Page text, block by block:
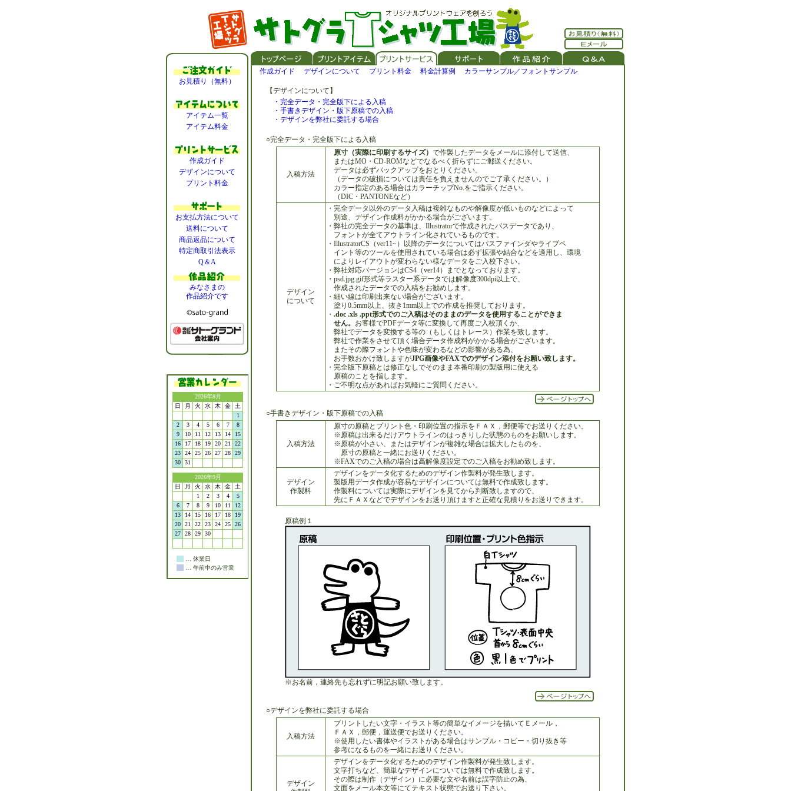
作成ガイド デザインについて プリント料金 料金計算例 カラーサンプル／フォントサンプル
【デザインについて】
・完全データ・完全版下による入稿
・手書きデザイン・版下原稿での入稿
・デザインを弊社に委託する場合
○完全データ・完全版下による入稿
入稿方法
原寸（実際に印刷するサイズ） で作製したデータをメールに添付して送信、
またはMO・CD-ROMなどでなるべく折らずにご郵送ください。
データは必ずバックアップをおとりください。
（データの破損については責任を負えませんのでご了承ください。）
カラー指定のある場合はカラーチップNo.をご指示ください。
（DIC・PANTONEなど）
デザイン
について
・完全データ以外のデータ入稿は複雑なものや解像度が低いものなどによって
別途、デザイン作成料がかかる場合がございます。
・弊社の完全データの基準は、Illustratorで作成されたパスデータであり、
フォントが全てアウトライン化されているものです。
・IllustratorCS（ver11~）以降のデータについてはパスファインダやライブペ
イント等のツールを使用されている場合は必ず拡張や結合などを適用し、環境
によりレイアウトが変わらない様なデータをご入校下さい。
・弊社対応バージョンはCS4（ver14）までとなっております。
・psd.jpg.gif形式等ラスター系データでは解像度300dpi以上で、
作成されたデータでの入稿をお勧めします。
・細い線は印刷出来ない場合がございます。
塗り0.5mm以上、抜き1mm以上での作成を推奨しております。
・ .doc .xls .ppt形式でのご入稿はそのままのデータを使用することができま
せん。 お客様でPDFデータ等に変換して再度ご入校頂くか、
弊社でデータを変換する等の（もしくはトレース）作業を致します。
弊社で作業をさせて頂く場合データ作成料がかかる場合がございます。
またその際フォントや色味が変わるなどの影響がある為、
お手数おかけ致しますがJPG画像やFAXでのデザイン添付をお願い致します。
・完全版下原稿とは修正なしでそのまま本番印刷の製版用に使える
原稿のことを指します。
・ご不明な点があればお気軽にご質問ください。
○手書きデザイン・版下原稿での入稿
入稿方法
原寸の原稿とプリント色・印刷位置の指示をＦＡＸ，郵便等でお送りください。
※原稿は出来るだけアウトラインのはっきりした状態のものをお願いします。
※原稿が小さい、またはデザインが複雑な場合は拡大したものを、
原寸の原稿と一緒にお送りください。
※FAXでのご入稿の場合は高解像度設定でのご入稿をお勧め致します。
デザイン
作製料
デザインをデータ化するためのデザイン作製料が発生致します。
製版用データ作成が容易なデザインについては無料で作成致します。
作製料については実際にデザインを見てから判断致しますので、
先にＦＡＸなどでデザインをお送り頂けますと正確な見積りをお送りできます。
原稿例１
※お名前，連絡先も忘れずに明記お願い致します。
○デザインを弊社に委託する場合
入稿方法
プリントしたい文字・イラスト等の簡単なイメージを描いてＥメール，
ＦＡＸ，郵便，運送便でお送りください。
※使用したい書体やイラストがある場合はサンプル・コピー・切り抜き等
参考になるものを一緒にお送りください。
デザイン
デザインをデータ化するためのデザイン作製料が発生致します。
文字打ちなど、簡単なデザインについては無料で作成致します。
その際は制作（デザイン）に必要な文や名前は誤字防止の為、
文面をメール本文等にてテキスト状態でお送り下さい。